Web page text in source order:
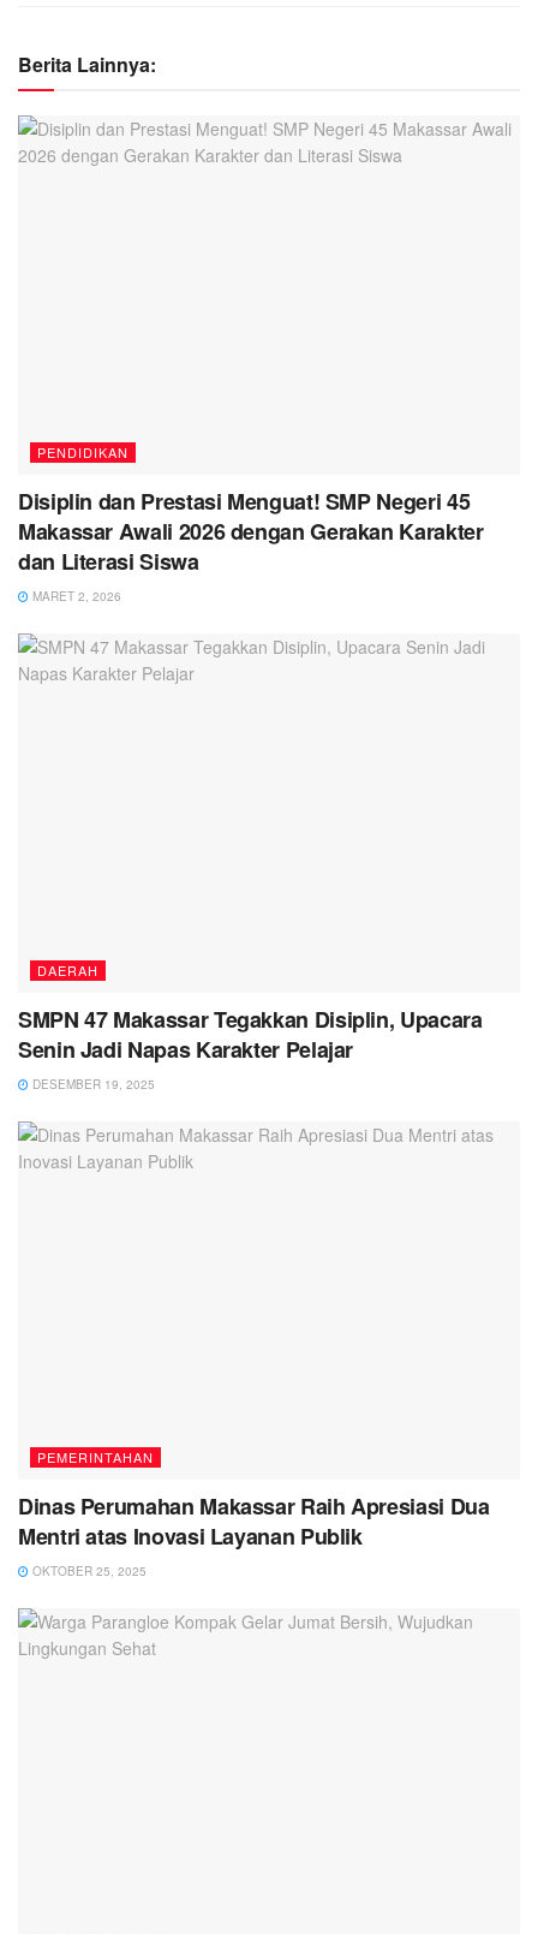
Berita Lainnya:
PENDIDIKAN
Disiplin dan Prestasi Menguat! SMP Negeri 45
Makassar Awali 2026 dengan Gerakan Karakter
dan Literasi Siswa
MARET 2, 2026
DAERAH
SMPN 47 Makassar Tegakkan Disiplin, Upacara
Senin Jadi Napas Karakter Pelajar
DESEMBER 19, 2025
PEMERINTAHAN
Dinas Perumahan Makassar Raih Apresiasi Dua
Mentri atas Inovasi Layanan Publik
OKTOBER 25, 2025